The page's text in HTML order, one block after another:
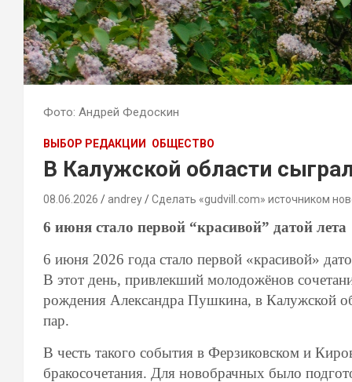
Фото: Андрей Федоскин
ВЫБОР РЕДАКЦИИ ОБЩЕСТВО
В Калужской области
08.06.2026 andrey Сделать «gudvill.com» источником
6 июня стало первой “красивой” датой лета
6 июня 2026 года стало первой «красивой»
В этот день, привлекший молодожёнов
рождения Александра Пушкина, в Калужской
пар.
В честь такого события в Ферзиковском и
бракосочетания. Для новобрачных было